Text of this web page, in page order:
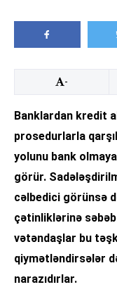
-
Banklardan kredit
prosedurlarla
yolunu bank
görür.
cəlbedici görünsə
çətinliklərinə
vətəndaşlar bu
qiymətləndirsələr
narazıdırlar.